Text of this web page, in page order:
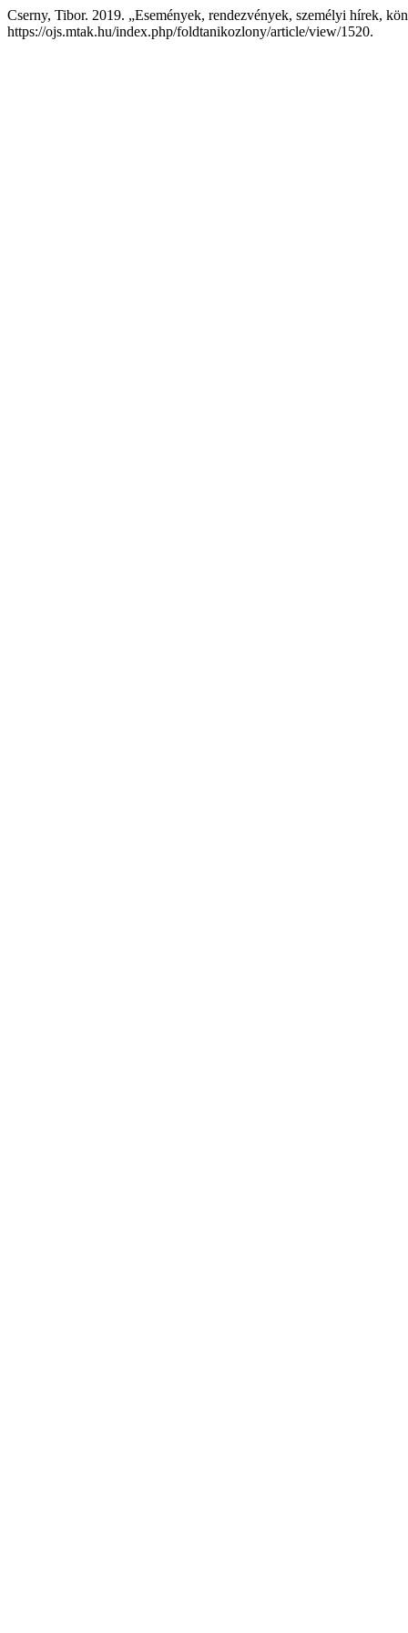
Cserny, Tibor. 2019. „Események, rendezvények, személyi hírek,
https://ojs.mtak.hu/index.php/foldtanikozlony/article/view/1520.